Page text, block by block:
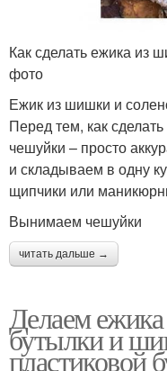
Как сделать ежика из
фото
Ежик из шишки и
Перед тем, как
чешуйки – просто
и складываем в одну
щипчики или
Вынимаем чешуйки
читать дальше →
Делаем
бутылки и
пластиковой